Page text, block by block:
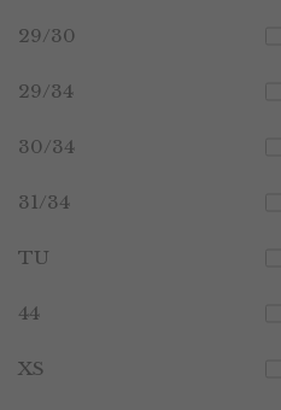
29/30
29/34
30/34
31/34
TU
44
XS